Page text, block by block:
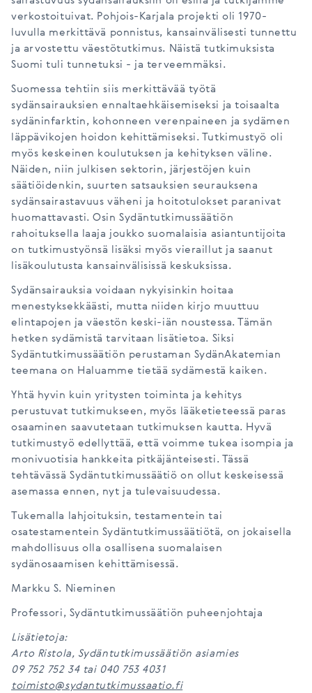
verkostoituivat. Pohjois-Karjala projekti oli 1970-
luvulla merkittävä ponnistus, kansainvälisesti tunnettu
ja arvostettu väestötutkimus. Näistä tutkimuksista
Suomi tuli tunnetuksi - ja terveemmäksi.
Suomessa tehtiin siis merkittävää työtä
sydänsairauksien ennaltaehkäisemiseksi ja toisaalta
sydäninfarktin, kohonneen verenpaineen ja sydämen
läppävikojen hoidon kehittämiseksi. Tutkimustyö oli
myös keskeinen koulutuksen ja kehityksen väline.
Näiden, niin julkisen sektorin, järjestöjen kuin
säätiöidenkin, suurten satsauksien seurauksena
sydänsairastavuus väheni ja hoitotulokset paranivat
huomattavasti. Osin Sydäntutkimussäätiön
rahoituksella laaja joukko suomalaisia asiantuntijoita
on tutkimustyönsä lisäksi myös vieraillut ja saanut
lisäkoulutusta kansainvälisissä keskuksissa.
Sydänsairauksia voidaan nykyisinkin hoitaa
menestyksekkäästi, mutta niiden kirjo muuttuu
elintapojen ja väestön keski-iän noustessa. Tämän
hetken sydämistä tarvitaan lisätietoa. Siksi
Sydäntutkimussäätiön perustaman SydänAkatemian
teemana on Haluamme tietää sydämestä kaiken.
Yhtä hyvin kuin yritysten toiminta ja kehitys
perustuvat tutkimukseen, myös lääketieteessä paras
osaaminen saavutetaan tutkimuksen kautta. Hyvä
tutkimustyö edellyttää, että voimme tukea isompia ja
monivuotisia hankkeita pitkäjänteisesti. Tässä
tehtävässä Sydäntutkimussäätiö on ollut keskeisessä
asemassa ennen, nyt ja tulevaisuudessa.
Tukemalla lahjoituksin, testamentein tai
osatestamentein Sydäntutkimussäätiötä, on jokaisella
mahdollisuus olla osallisena suomalaisen
sydänosaamisen kehittämisessä.
Markku S. Nieminen
Professori, Sydäntutkimussäätiön puheenjohtaja
Lisätietoja:
Arto Ristola, Sydäntutkimussäätiön asiamies
09 752 752 34 tai 040 753 4031
toimisto@sydantutkimussaatio.fi